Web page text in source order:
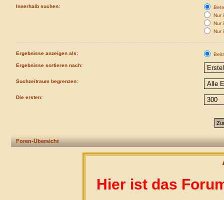
Innerhalb suchen:
Nur
Nur
Nur
Ergebnisse anzeigen als:
Ergebnisse sortieren nach:
Suchzeitraum begrenzen:
Die ersten:
Foren-Übersicht
Hier ist das